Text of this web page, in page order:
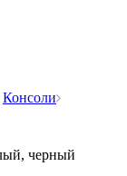
Консоли
черный